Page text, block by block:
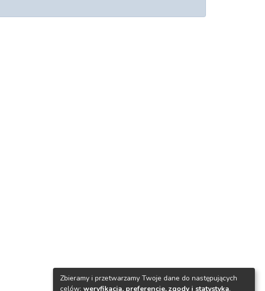
Zbieramy i przetwarzamy Twoje dane do następujących
celów: weryfikacja, preferencje, zgody i statystyka.